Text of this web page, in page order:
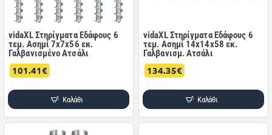
vidaXL Στηρίγματα Εδάφους 6
τεμ. Ασημί 7x7x56 εκ.
Γαλβανισμένο Ατσάλι
101.41€
Καλάθι
vidaXL Στηρίγματα Εδάφους 6
τεμ. Ασημί 14x14x58 εκ.
Γαλβανισμ. Ατσάλι
134.35€
Καλάθι